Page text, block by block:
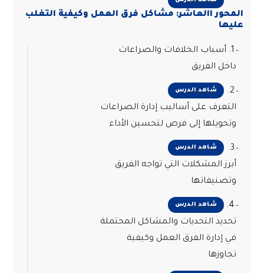
المحور االعاشر: مشاكل فرق العمل وكيفية التغلب
عليها
1. أسباب الخلافات والصراعات
داخل الفريق
شاهد الدرس
2.
التعرف على أساليب إدارة الصراعات
وتحويلها إلى فرص لتحسين الأداء
شاهد الدرس
3.
أبرز المشكلات التي تواجه الفريق
وتصنيفاتها
شاهد الدرس
4.
تحديد التحديات والمشاكل المحتملة
في إدارة الفرق العمل وكيفية
تجاوزها